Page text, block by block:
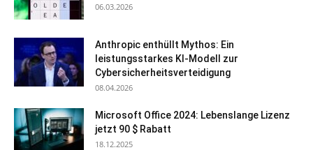
06.03.2026
Anthropic enthüllt Mythos: Ein
leistungsstarkes KI-Modell zur
Cybersicherheitsverteidigung
08.04.2026
Microsoft Office 2024: Lebenslange Lizenz
jetzt 90 $ Rabatt
18.12.2025